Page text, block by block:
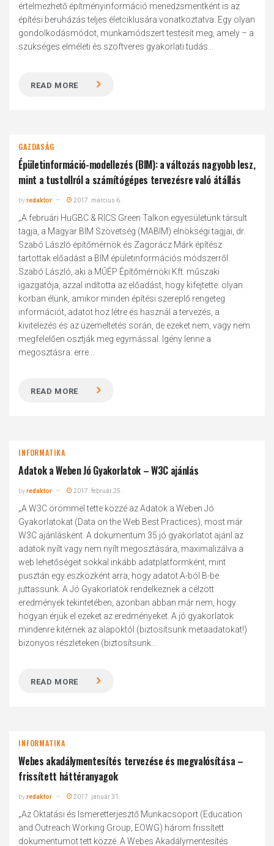
értelmezhető építményinformáció menedzsmentként is az
építési beruházás teljes életciklusára vonatkoztatva. Egy olyan
gondolkodásmódot, munkamódszert testesít meg, amely – a
szükséges elméleti és szoftveres gyakorlati tudás...
READ MORE
GAZDASÁG
Épületinformáció-modellezés (BIM): a változás nagyobb lesz,
mint a tustollról a számítógépes tervezésre való átállás
byredaktor 2017. március 6.
„A februári HuGBC & RICS Green Talkon egyesületünk társult
tagja, a Magyar BIM Szövetség (MABIM) elnökségi tagjai, dr.
Szabó László építőmérnök és Zagorácz Márk építész
tartottak előadást a BIM épületinformációs módszerről.
Szabó László, aki a MŰÉP Építőmérnöki Kft. műszaki
igazgatója, azzal indította az előadást, hogy kifejtette: olyan
korban élünk, amikor minden építési szereplő rengeteg
információt, adatot hoz létre és használ a tervezés, a
kivitelezés és az üzemeltetés során, de ezeket nem, vagy nem
megfelelően osztják meg egymással. Igény lenne a
megosztásra: erre...
READ MORE
INFORMATIKA
Adatok a Weben Jó Gyakorlatok – W3C ajánlás
byredaktor 2017. február 25.
„A W3C örömmel tette közzé az Adatok a Weben Jó
Gyakorlatokat (Data on the Web Best Practices), most már
W3C ajánlásként. A dokumentum 35 jó gyakorlatot ajánl az
adatok nyílt vagy nem nyílt megosztására, maximalizálva a
web lehetőségeit sokkal inkább adatplatformként, mint
pusztán egy eszközként arra, hogy adatot A-ból B-be
juttassunk. A Jó Gyakorlatok rendelkeznek a célzott
eredmények tekintetében, azonban abban már nem, hogy
hogyan érjük el ezeket az eredményeket. A jó gyakorlatok
mindenre kitérnek az alapoktól (biztosítsunk metaadatokat!)
bizonyos részleteken (biztosítsunk...
READ MORE
INFORMATIKA
Webes akadálymentesítés tervezése és megvalósítása –
frissített háttéranyagok
byredaktor 2017. január 31.
„Az Oktatási és Ismeretterjesztő Munkacsoport (Education
and Outreach Working Group, EOWG) három frissített
dokumentumot tett közzé. A Webes Akadálymentesítés